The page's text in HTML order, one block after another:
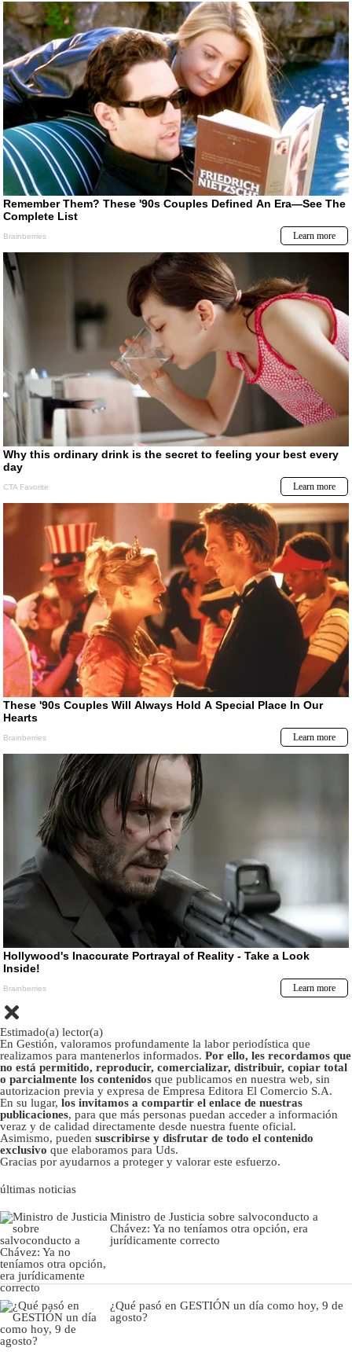
Estimado(a) lector(a)
En Gestión, valoramos profundamente la labor periodística que
realizamos para mantenerlos informados. Por ello, les recordamos que
no está permitido, reproducir, comercializar, distribuir, copiar total
o parcialmente los contenidos que publicamos en nuestra web, sin
autorizacion previa y expresa de Empresa Editora El Comercio S.A.
En su lugar, los invitamos a compartir el enlace de nuestras
publicaciones, para que más personas puedan acceder a información
veraz y de calidad directamente desde nuestra fuente oficial.
Asimismo, pueden suscribirse y disfrutar de todo el contenido
exclusivo que elaboramos para Uds.
Gracias por ayudarnos a proteger y valorar este esfuerzo.
últimas noticias
Ministro de Justicia sobre salvoconducto a
Chávez: Ya no teníamos otra opción, era
jurídicamente correcto
¿Qué pasó en GESTIÓN un día como hoy, 9 de
agosto?